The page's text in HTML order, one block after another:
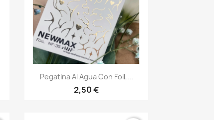
Vista rápida
Pegatina Al Agua Con Foil,...
2,50 €